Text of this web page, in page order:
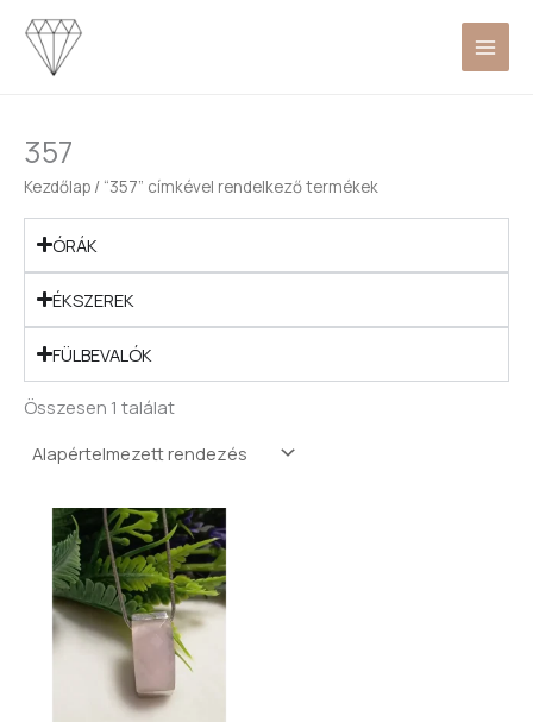
Skip
content
357
Kezdőlap / “357” címkével rendelkező termékek
ÓRÁK
ÉKSZEREK
FÜLBEVALÓK
Összesen 1 találat